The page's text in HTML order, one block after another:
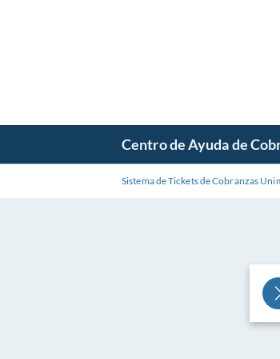
Centro de Ayuda de
Sistema de Tickets de Cobranzas